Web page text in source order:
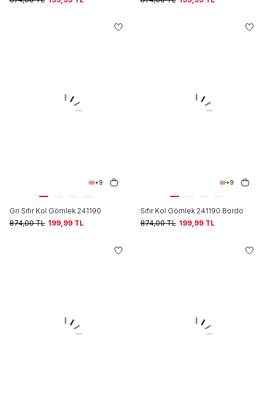
+9
Gri Sıfır Kol Gömlek 241190
874,00TL 199,99 TL
+9
Sıfır Kol Gömlek 241190 Bordo
874,00TL 199,99 TL